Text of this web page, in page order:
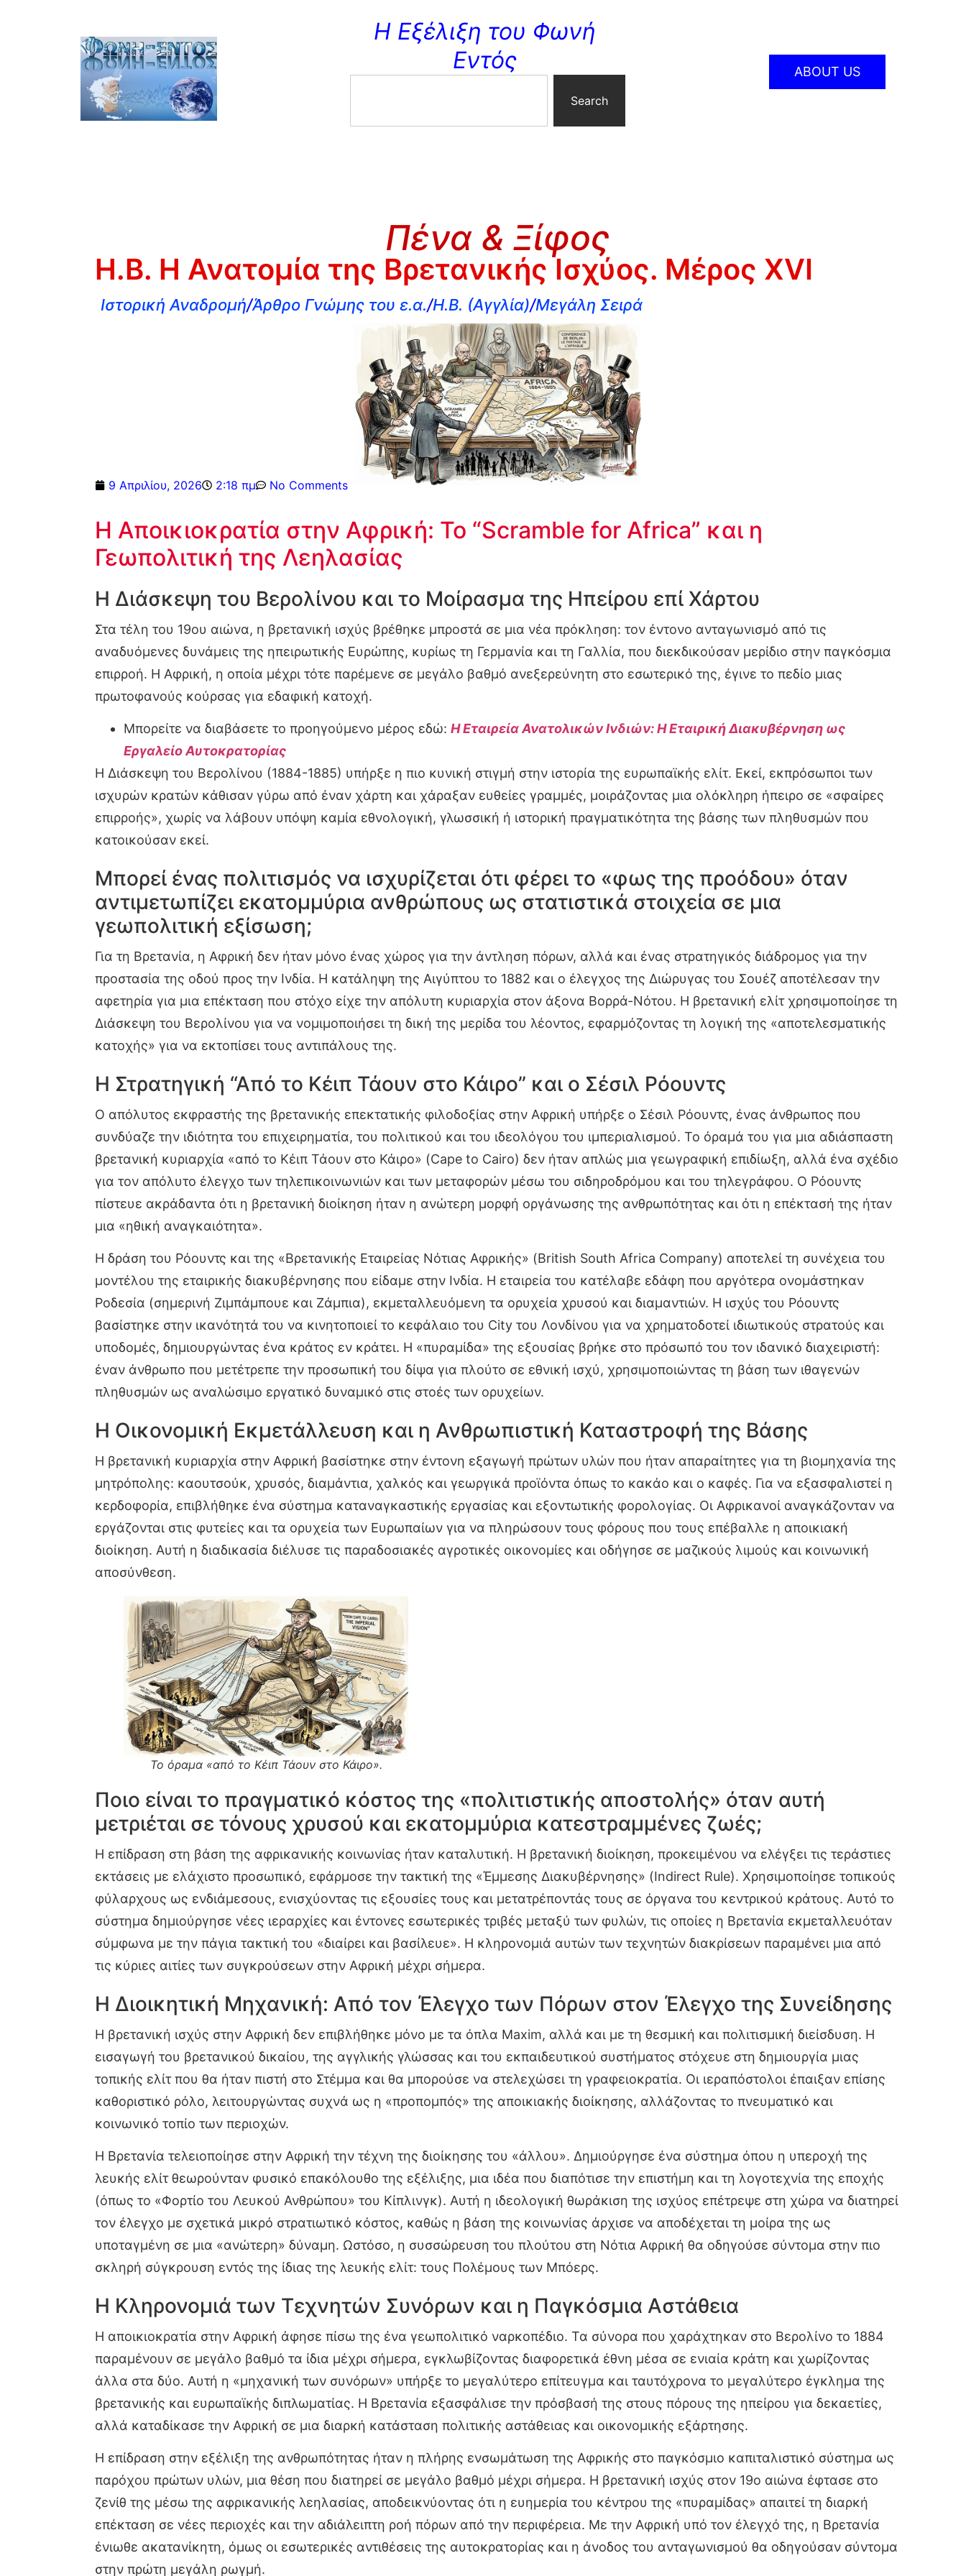
Η Εξέλιξη του Φωνή
Εντός
Search
ABOUT US
Πένα & Ξίφος
Η.Β. Η Ανατομία της Βρετανικής Ισχύος. Μέρος XVI
Ιστορική Αναδρομή/Άρθρο Γνώμης του ε.α./Η.Β. (Αγγλία)/Μεγάλη Σειρά
9 Απριλίου, 2026 2:18 πμ No Comments
Η Αποικιοκρατία στην Αφρική: Το “Scramble for Africa” και η
Γεωπολιτική της Λεηλασίας
Η Διάσκεψη του Βερολίνου και το Μοίρασμα της Ηπείρου επί Χάρτου
Στα τέλη του 19ου αιώνα, η βρετανική ισχύς βρέθηκε μπροστά σε μια νέα πρόκληση: τον έντονο ανταγωνισμό από τις
αναδυόμενες δυνάμεις της ηπειρωτικής Ευρώπης, κυρίως τη Γερμανία και τη Γαλλία, που διεκδικούσαν μερίδιο στην παγκόσμια
επιρροή. Η Αφρική, η οποία μέχρι τότε παρέμενε σε μεγάλο βαθμό ανεξερεύνητη στο εσωτερικό της, έγινε το πεδίο μιας
πρωτοφανούς κούρσας για εδαφική κατοχή.
Μπορείτε να διαβάσετε το προηγούμενο μέρος εδώ: Η Εταιρεία Ανατολικών Ινδιών: Η Εταιρική Διακυβέρνηση ως
Εργαλείο Αυτοκρατορίας
Η Διάσκεψη του Βερολίνου (1884-1885) υπήρξε η πιο κυνική στιγμή στην ιστορία της ευρωπαϊκής ελίτ. Εκεί, εκπρόσωποι των
ισχυρών κρατών κάθισαν γύρω από έναν χάρτη και χάραξαν ευθείες γραμμές, μοιράζοντας μια ολόκληρη ήπειρο σε «σφαίρες
επιρροής», χωρίς να λάβουν υπόψη καμία εθνολογική, γλωσσική ή ιστορική πραγματικότητα της βάσης των πληθυσμών που
κατοικούσαν εκεί.
Μπορεί ένας πολιτισμός να ισχυρίζεται ότι φέρει το «φως της προόδου» όταν
αντιμετωπίζει εκατομμύρια ανθρώπους ως στατιστικά στοιχεία σε μια
γεωπολιτική εξίσωση;
Για τη Βρετανία, η Αφρική δεν ήταν μόνο ένας χώρος για την άντληση πόρων, αλλά και ένας στρατηγικός διάδρομος για την
προστασία της οδού προς την Ινδία. Η κατάληψη της Αιγύπτου το 1882 και ο έλεγχος της Διώρυγας του Σουέζ αποτέλεσαν την
αφετηρία για μια επέκταση που στόχο είχε την απόλυτη κυριαρχία στον άξονα Βορρά-Νότου. Η βρετανική ελίτ χρησιμοποίησε τη
Διάσκεψη του Βερολίνου για να νομιμοποιήσει τη δική της μερίδα του λέοντος, εφαρμόζοντας τη λογική της «αποτελεσματικής
κατοχής» για να εκτοπίσει τους αντιπάλους της.
Η Στρατηγική “Από το Κέιπ Τάουν στο Κάιρο” και ο Σέσιλ Ρόουντς
Ο απόλυτος εκφραστής της βρετανικής επεκτατικής φιλοδοξίας στην Αφρική υπήρξε ο Σέσιλ Ρόουντς, ένας άνθρωπος που
συνδύαζε την ιδιότητα του επιχειρηματία, του πολιτικού και του ιδεολόγου του ιμπεριαλισμού. Το όραμά του για μια αδιάσπαστη
βρετανική κυριαρχία «από το Κέιπ Τάουν στο Κάιρο» (Cape to Cairo) δεν ήταν απλώς μια γεωγραφική επιδίωξη, αλλά ένα σχέδιο
για τον απόλυτο έλεγχο των τηλεπικοινωνιών και των μεταφορών μέσω του σιδηροδρόμου και του τηλεγράφου. Ο Ρόουντς
πίστευε ακράδαντα ότι η βρετανική διοίκηση ήταν η ανώτερη μορφή οργάνωσης της ανθρωπότητας και ότι η επέκτασή της ήταν
μια «ηθική αναγκαιότητα».
Η δράση του Ρόουντς και της «Βρετανικής Εταιρείας Νότιας Αφρικής» (British South Africa Company) αποτελεί τη συνέχεια του
μοντέλου της εταιρικής διακυβέρνησης που είδαμε στην Ινδία. Η εταιρεία του κατέλαβε εδάφη που αργότερα ονομάστηκαν
Ροδεσία (σημερινή Ζιμπάμπουε και Ζάμπια), εκμεταλλευόμενη τα ορυχεία χρυσού και διαμαντιών. Η ισχύς του Ρόουντς
βασίστηκε στην ικανότητά του να κινητοποιεί το κεφάλαιο του City του Λονδίνου για να χρηματοδοτεί ιδιωτικούς στρατούς και
υποδομές, δημιουργώντας ένα κράτος εν κράτει. Η «πυραμίδα» της εξουσίας βρήκε στο πρόσωπό του τον ιδανικό διαχειριστή:
έναν άνθρωπο που μετέτρεπε την προσωπική του δίψα για πλούτο σε εθνική ισχύ, χρησιμοποιώντας τη βάση των ιθαγενών
πληθυσμών ως αναλώσιμο εργατικό δυναμικό στις στοές των ορυχείων.
Η Οικονομική Εκμετάλλευση και η Ανθρωπιστική Καταστροφή της Βάσης
Η βρετανική κυριαρχία στην Αφρική βασίστηκε στην έντονη εξαγωγή πρώτων υλών που ήταν απαραίτητες για τη βιομηχανία της
μητρόπολης: καουτσούκ, χρυσός, διαμάντια, χαλκός και γεωργικά προϊόντα όπως το κακάο και ο καφές. Για να εξασφαλιστεί η
κερδοφορία, επιβλήθηκε ένα σύστημα καταναγκαστικής εργασίας και εξοντωτικής φορολογίας. Οι Αφρικανοί αναγκάζονταν να
εργάζονται στις φυτείες και τα ορυχεία των Ευρωπαίων για να πληρώσουν τους φόρους που τους επέβαλλε η αποικιακή
διοίκηση. Αυτή η διαδικασία διέλυσε τις παραδοσιακές αγροτικές οικονομίες και οδήγησε σε μαζικούς λιμούς και κοινωνική
αποσύνθεση.
Το όραμα «από το Κέιπ Τάουν στο Κάιρο».
Ποιο είναι το πραγματικό κόστος της «πολιτιστικής αποστολής» όταν αυτή
μετριέται σε τόνους χρυσού και εκατομμύρια κατεστραμμένες ζωές;
Η επίδραση στη βάση της αφρικανικής κοινωνίας ήταν καταλυτική. Η βρετανική διοίκηση, προκειμένου να ελέγξει τις τεράστιες
εκτάσεις με ελάχιστο προσωπικό, εφάρμοσε την τακτική της «Έμμεσης Διακυβέρνησης» (Indirect Rule). Χρησιμοποίησε τοπικούς
φύλαρχους ως ενδιάμεσους, ενισχύοντας τις εξουσίες τους και μετατρέποντάς τους σε όργανα του κεντρικού κράτους. Αυτό το
σύστημα δημιούργησε νέες ιεραρχίες και έντονες εσωτερικές τριβές μεταξύ των φυλών, τις οποίες η Βρετανία εκμεταλλευόταν
σύμφωνα με την πάγια τακτική του «διαίρει και βασίλευε». Η κληρονομιά αυτών των τεχνητών διακρίσεων παραμένει μια από
τις κύριες αιτίες των συγκρούσεων στην Αφρική μέχρι σήμερα.
Η Διοικητική Μηχανική: Από τον Έλεγχο των Πόρων στον Έλεγχο της Συνείδησης
Η βρετανική ισχύς στην Αφρική δεν επιβλήθηκε μόνο με τα όπλα Maxim, αλλά και με τη θεσμική και πολιτισμική διείσδυση. Η
εισαγωγή του βρετανικού δικαίου, της αγγλικής γλώσσας και του εκπαιδευτικού συστήματος στόχευε στη δημιουργία μιας
τοπικής ελίτ που θα ήταν πιστή στο Στέμμα και θα μπορούσε να στελεχώσει τη γραφειοκρατία. Οι ιεραπόστολοι έπαιξαν επίσης
καθοριστικό ρόλο, λειτουργώντας συχνά ως η «προπομπός» της αποικιακής διοίκησης, αλλάζοντας το πνευματικό και
κοινωνικό τοπίο των περιοχών.
Η Βρετανία τελειοποίησε στην Αφρική την τέχνη της διοίκησης του «άλλου». Δημιούργησε ένα σύστημα όπου η υπεροχή της
λευκής ελίτ θεωρούνταν φυσικό επακόλουθο της εξέλιξης, μια ιδέα που διαπότισε την επιστήμη και τη λογοτεχνία της εποχής
(όπως το «Φορτίο του Λευκού Ανθρώπου» του Κίπλινγκ). Αυτή η ιδεολογική θωράκιση της ισχύος επέτρεψε στη χώρα να διατηρεί
τον έλεγχο με σχετικά μικρό στρατιωτικό κόστος, καθώς η βάση της κοινωνίας άρχισε να αποδέχεται τη μοίρα της ως
υποταγμένη σε μια «ανώτερη» δύναμη. Ωστόσο, η συσσώρευση του πλούτου στη Νότια Αφρική θα οδηγούσε σύντομα στην πιο
σκληρή σύγκρουση εντός της ίδιας της λευκής ελίτ: τους Πολέμους των Μπόερς.
Η Κληρονομιά των Τεχνητών Συνόρων και η Παγκόσμια Αστάθεια
Η αποικιοκρατία στην Αφρική άφησε πίσω της ένα γεωπολιτικό ναρκοπέδιο. Τα σύνορα που χαράχτηκαν στο Βερολίνο το 1884
παραμένουν σε μεγάλο βαθμό τα ίδια μέχρι σήμερα, εγκλωβίζοντας διαφορετικά έθνη μέσα σε ενιαία κράτη και χωρίζοντας
άλλα στα δύο. Αυτή η «μηχανική των συνόρων» υπήρξε το μεγαλύτερο επίτευγμα και ταυτόχρονα το μεγαλύτερο έγκλημα της
βρετανικής και ευρωπαϊκής διπλωματίας. Η Βρετανία εξασφάλισε την πρόσβασή της στους πόρους της ηπείρου για δεκαετίες,
αλλά καταδίκασε την Αφρική σε μια διαρκή κατάσταση πολιτικής αστάθειας και οικονομικής εξάρτησης.
Η επίδραση στην εξέλιξη της ανθρωπότητας ήταν η πλήρης ενσωμάτωση της Αφρικής στο παγκόσμιο καπιταλιστικό σύστημα ως
παρόχου πρώτων υλών, μια θέση που διατηρεί σε μεγάλο βαθμό μέχρι σήμερα. Η βρετανική ισχύς στον 19ο αιώνα έφτασε στο
ζενίθ της μέσω της αφρικανικής λεηλασίας, αποδεικνύοντας ότι η ευημερία του κέντρου της «πυραμίδας» απαιτεί τη διαρκή
επέκταση σε νέες περιοχές και την αδιάλειπτη ροή πόρων από την περιφέρεια. Με την Αφρική υπό τον έλεγχό της, η Βρετανία
ένιωθε ακατανίκητη, όμως οι εσωτερικές αντιθέσεις της αυτοκρατορίας και η άνοδος του ανταγωνισμού θα οδηγούσαν σύντομα
στην πρώτη μεγάλη ρωγμή.